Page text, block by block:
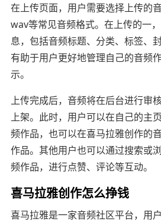
在上传页面，用户需要选择上传的
wav等常见音频格式。在上传的一
息，包括音频标题、分类、标签、
有助于用户更好地管理自己的音频
示。
上传完成后，音频将在后台进行审
上架。此时，用户可以在自己的主
频作品，也可以在喜马拉雅创作的
作品。其他用户也可以通过搜索或
频作品，进行点赞、评论等互动。
喜马拉雅创作怎么挣钱
喜马拉雅是一家音频社区平台，用